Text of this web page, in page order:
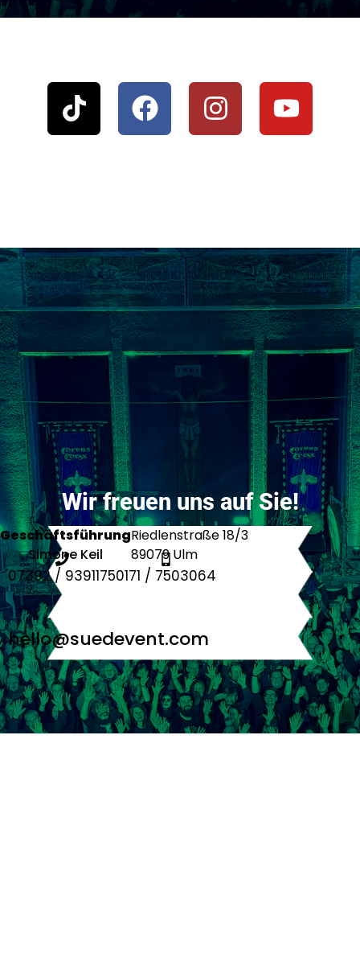
Wir freuen uns auf Sie!
hello@suedevent.com
Geschäftsführung
Simone Keil
Riedlenstraße 18/3
89079 Ulm
07392 / 93911750171 / 7503064